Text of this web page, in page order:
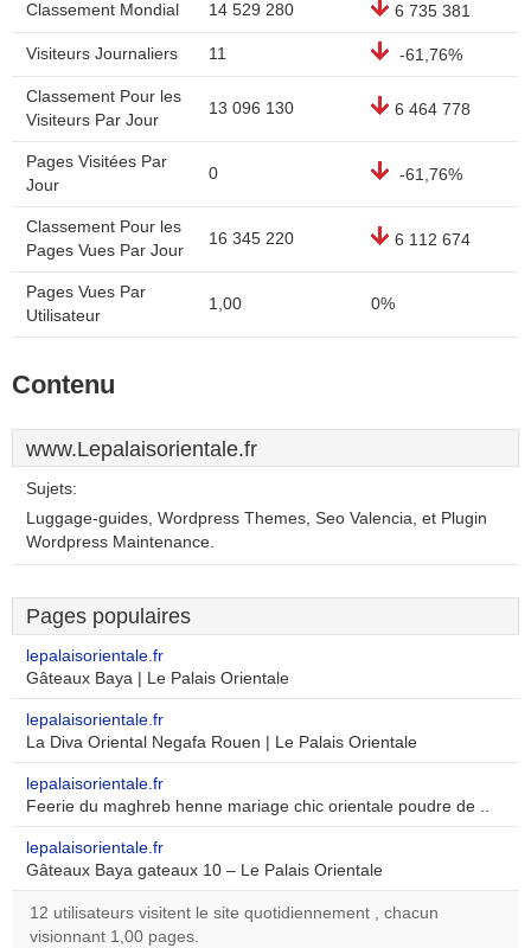
Classement Mondial 14 529 280 6 735 381
Visiteurs Journaliers 11 -61,76%
Classement Pour les
Visiteurs Par Jour
13 096 130 6 464 778
Pages Visitées Par
Jour
0 -61,76%
Classement Pour les
Pages Vues Par Jour
16 345 220 6 112 674
Pages Vues Par
Utilisateur
1,00 0%
Contenu
www.Lepalaisorientale.fr
Sujets:
Luggage-guides, Wordpress Themes, Seo Valencia, et Plugin
Wordpress Maintenance.
Pages populaires
lepalaisorientale.fr
Gâteaux Baya | Le Palais Orientale
lepalaisorientale.fr
La Diva Oriental Negafa Rouen | Le Palais Orientale
lepalaisorientale.fr
Feerie du maghreb henne mariage chic orientale poudre de ..
lepalaisorientale.fr
Gâteaux Baya gateaux 10 – Le Palais Orientale
12 utilisateurs visitent le site quotidiennement , chacun
visionnant 1,00 pages.